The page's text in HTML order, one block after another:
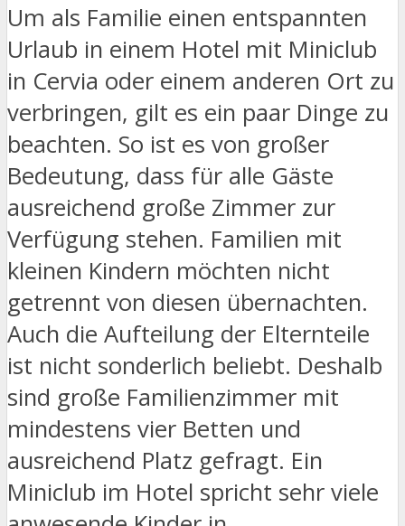
Um als Familie einen entspannten
Urlaub in einem Hotel mit Miniclub
in Cervia oder einem anderen Ort zu
verbringen, gilt es ein paar Dinge zu
beachten. So ist es von großer
Bedeutung, dass für alle Gäste
ausreichend große Zimmer zur
Verfügung stehen. Familien mit
kleinen Kindern möchten nicht
getrennt von diesen übernachten.
Auch die Aufteilung der Elternteile
ist nicht sonderlich beliebt. Deshalb
sind große Familienzimmer mit
mindestens vier Betten und
ausreichend Platz gefragt. Ein
Miniclub im Hotel spricht sehr viele